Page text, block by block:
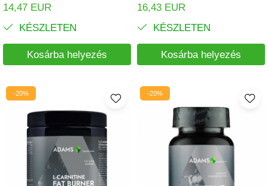
14,47 EUR
KÉSZLETEN
Kosárba helyezés
16,43 EUR
KÉSZLETEN
Kosárba helyezés
-20% -20%